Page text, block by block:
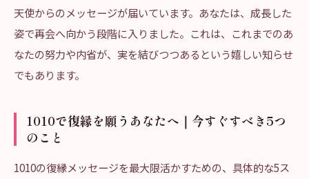
天使からのメッセージが届いています。あなたは、成長した
姿で再会へ向かう段階に入りました。これは、これまでのあ
なたの努力や内省が、実を結びつつあるという嬉しい知らせ
でもあります。
1010で復縁を願うあなたへ｜今すぐすべき5つ
のこと
1010の復縁メッセージを最大限活かすための、具体的な5ス